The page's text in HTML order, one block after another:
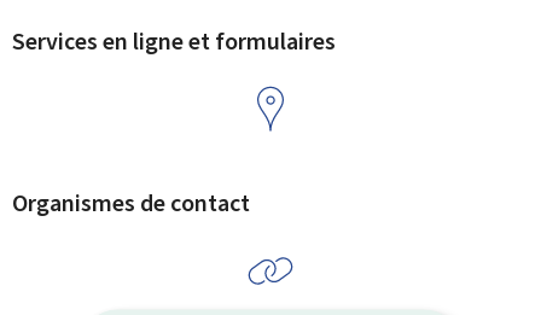
Services en ligne et formulaires
Organismes de contact